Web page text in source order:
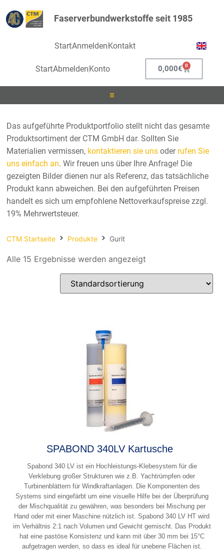
Faserverbundwerkstoffe seit 1985
StartAnmeldenKontakt
StartAbmelden Konto 0,000€ 0
Kleben
Beschichten
Fasern
Kernmaterial
Das aufgeführte Produktportfolio stellt nicht das gesamte
Produktsortiment der CTM GmbH dar. Sollten Sie
Materialien vermissen, kontaktieren sie uns oder rufen Sie
uns einfach an. Wir freuen uns über Ihre Anfrage! Die
gezeigten Bilder dienen nur als Referenz, das tatsächliche
Produkt kann abweichen. Bei den aufgeführten Preisen
handelt es sich um empfohlene Nettoverkaufspreise zzgl.
19% Mehrwertsteuer.
CTM Startseite Produkte Gurit
Alle 15 Ergebnisse werden angezeigt
SPABOND 340LV Kartusche
Spabond 340 LV ist ein Hochleistungs-Klebesystem für die
Verklebung großer Strukturen wie z.B. Yachtrümpfen oder
Turbinenblättern für Windkraftanlagen. Die Komponenten des
Systems sind eingefärbt um eine visuelle Hilfe bei der Überprüfung
der Mischqualität zu gewähren, was besonders bei Mischung per
Hand oder mit einer Maschine nützlich ist. Spabond 340 LV HT wird
im Verhältnis 2:1 nach Volumen und Gewicht gemischt. Das Produkt
hat eine pastöse Konsistenz und kann mit über 30 mm bei 15°C
aufgetragen werden, so dass es ideal für unebene Flächen ist.